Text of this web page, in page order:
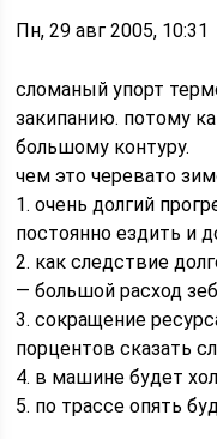
Пн, 29 авг 2005, 10:31
сломаный упорт
закипанию. потому
большому контуру.
чем это черевато
1. очень долгий
постоянно ездить и
2. как следствие
— большой расход
3. сокращение
порцентов сказать
4. в машине будет
5. по трассе опять